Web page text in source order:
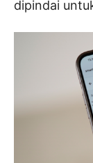
dipindai